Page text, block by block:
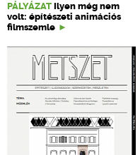
PÁLYÁZAT Ilyen még nem
volt: építészeti animációs
filmszemle